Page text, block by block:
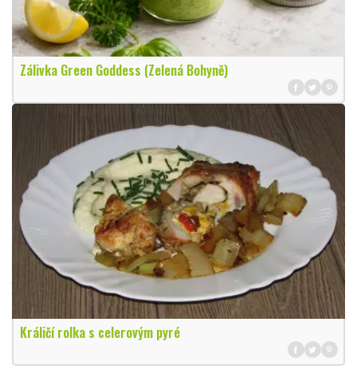
Zálivka Green Goddess (Zelená Bohyně)
Králičí rolka s celerovým pyré